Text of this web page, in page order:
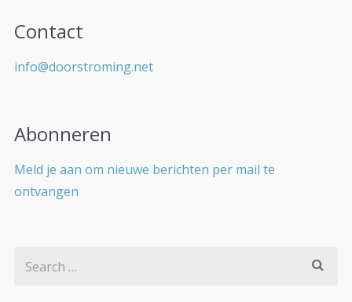
Contact
info@doorstroming.net
Abonneren
Meld je aan om nieuwe berichten per mail te
ontvangen